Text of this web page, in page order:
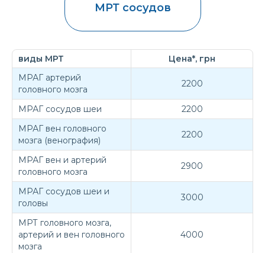
МРТ сосудов
виды МРТ
Цена*, грн
МРАГ артерий
головного мозга
2200
МРАГ сосудов шеи
2200
МРАГ вен головного
мозга (венография)
2200
МРАГ вен и артерий
головного мозга
2900
МРАГ сосудов шеи и
головы
3000
МРТ головного мозга,
артерий и вен головного
мозга
4000